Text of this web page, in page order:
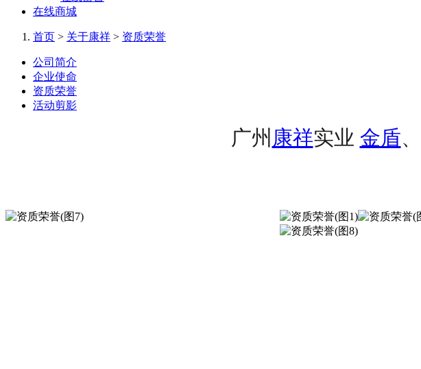
在线商城
首页 > 关于康祥 > 资质荣誉
公司简介
企业使命
资质荣誉
活动剪影
广州 康祥实业 金盾、